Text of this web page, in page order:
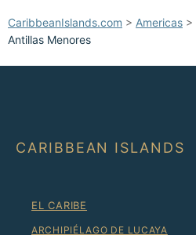
CaribbeanIslands.com > Americas >
Antillas Menores
CARIBBEAN ISLANDS
EL CARIBE
ARCHIPIÉLAGO DE LUCAYA